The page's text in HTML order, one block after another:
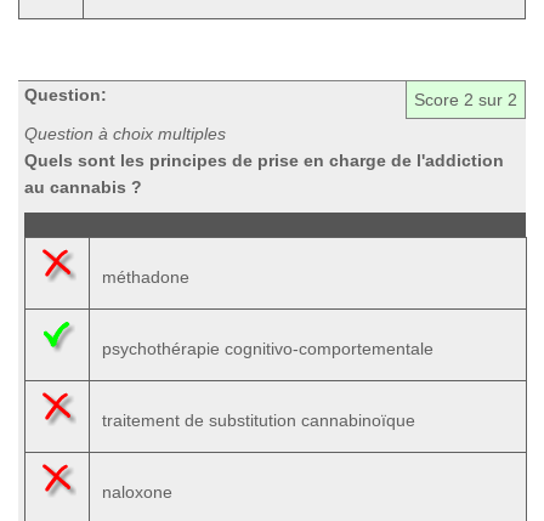
Score 2 sur 2
Question:
Question à choix multiples
Quels sont les principes de prise en charge de l'addiction
au cannabis ?
méthadone
psychothérapie cognitivo-comportementale
traitement de substitution cannabinoïque
naloxone